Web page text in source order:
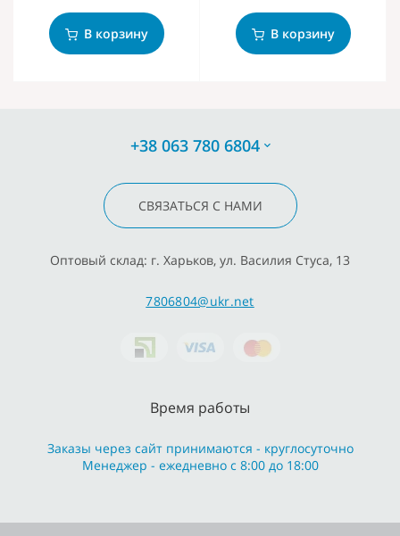
В корзину В корзину
+38 063 780 6804
СВЯЗАТЬСЯ С НАМИ
Оптовый склад: г. Харьков, ул. Василия Стуса, 13
7806804@ukr.net
Время работы
Заказы через сайт принимаются - круглосуточно
Менеджер - ежедневно с 8:00 до 18:00